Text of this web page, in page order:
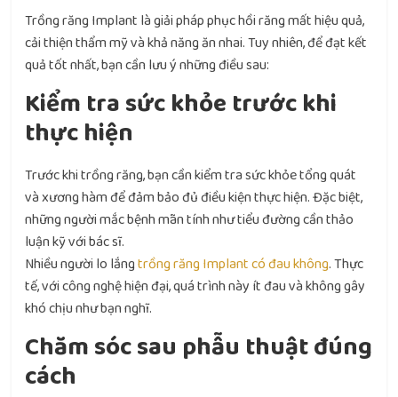
Trồng răng Implant là giải pháp phục hồi răng mất hiệu quả,
cải thiện thẩm mỹ và khả năng ăn nhai. Tuy nhiên, để đạt kết
quả tốt nhất, bạn cần lưu ý những điều sau:
Kiểm tra sức khỏe trước khi
thực hiện
Trước khi trồng răng, bạn cần kiểm tra sức khỏe tổng quát
và xương hàm để đảm bảo đủ điều kiện thực hiện. Đặc biệt,
những người mắc bệnh mãn tính như tiểu đường cần thảo
luận kỹ với bác sĩ.
Nhiều người lo lắngtrồng răng Implant có đau không. Thực
tế, với công nghệ hiện đại, quá trình này ít đau và không gây
khó chịu như bạn nghĩ.
Chăm sóc sau phẫu thuật đúng
cách